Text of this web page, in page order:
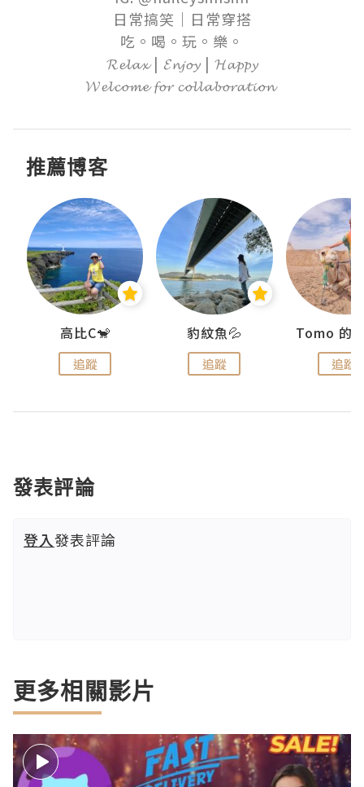
日常搞笑｜日常穿搭
吃。喝。玩。樂。
𝓡𝓮𝓵𝓪𝔁 | 𝓔𝓷𝓳𝓸𝔂 | 𝓗𝓪𝓹𝓹𝔂
𝓦𝓮𝓵𝓬𝓸𝓶𝓮 𝓯𝓸𝓻 𝓬𝓸𝓵𝓵𝓪𝓫𝓸𝓻𝓪𝓽𝓲𝓸𝓷
推薦博客
高比C🐒
追蹤
豹紋魚💦
追蹤 追蹤
發表評論
登入發表評論
更多相關影片